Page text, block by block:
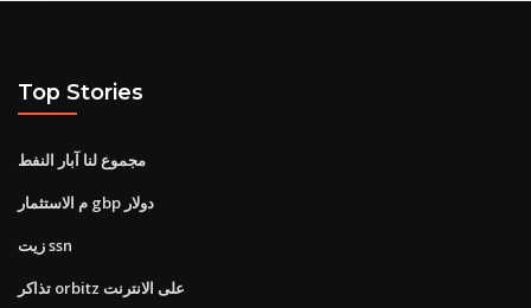
Top Stories
مجموع لنا آبار النفط
م الاستثمار gbp دولار
زيت ssn
تذاكر orbitz على الانترنت